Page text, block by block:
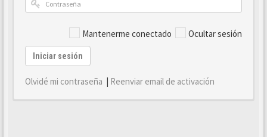
Mantenerme conectado Ocultar sesión
Iniciar sesión
Olvidé mi contraseña | Reenviar email de activación